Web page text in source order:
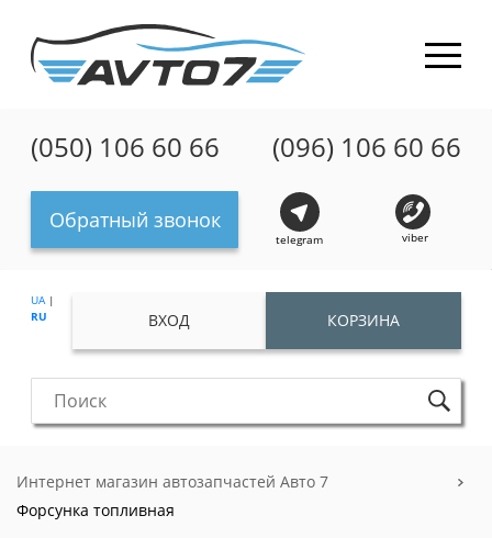
(050) 106 60 66 (096) 106 60 66
Обратный звонок
telegram viber
UA|
RU
ВХОД КОРЗИНА
Интернет магазин автозапчастей Авто 7
Форсунка топливная